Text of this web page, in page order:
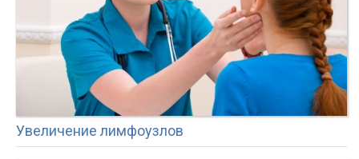
Увеличение лимфоузлов